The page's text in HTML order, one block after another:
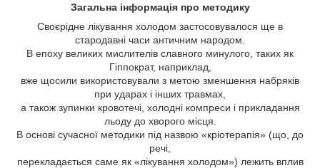
Загальна інформація про методику
Своєрідне лікування холодом застосовувалося ще в
стародавні часи античним народом.
В епоху великих мислителів славного минулого, таких як
Гіппократ, наприклад,
вже щосили використовували з метою зменшення набряків
при ударах і інших травмах,
а також зупинки кровотечі, холодні компреси і прикладання
льоду до хворого місця.
В основі сучасної методики під назвою «кріотерапія» (що, до
речі,
перекладається саме як «лікування холодом») лежить вплив